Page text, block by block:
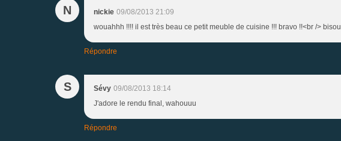
N nickie 09/08/2013 21:09
wouahhh !!!! il est très beau ce petit meuble de cuisine !!! bravo !!<br /> bisou
Répondre
S Sévy 09/08/2013 18:14
J'adore le rendu final, wahouuu
Répondre